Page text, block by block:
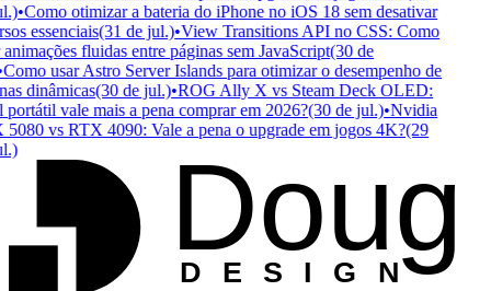
•Como otimizar a bateria do iPhone no iOS 18 sem desativar
essenciais(31 de jul.)•View Transitions API no CSS: Como
fluidas entre páginas sem JavaScript(30 de
usar Astro Server Islands para otimizar o desempenho de
dinâmicas(30 de jul.)•ROG Ally X vs Steam Deck OLED:
vale mais a pena comprar em 2026?(30 de jul.)•Nvidia
vs RTX 4090: Vale a pena o upgrade em jogos 4K?(29
D ESIGN
Doug